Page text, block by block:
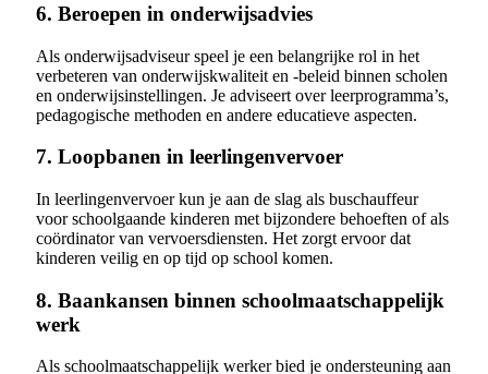
6. Beroepen in onderwijsadvies
Als onderwijsadviseur speel je een belangrijke rol in het
verbeteren van onderwijskwaliteit en -beleid binnen scholen
en onderwijsinstellingen. Je adviseert over leerprogramma’s,
pedagogische methoden en andere educatieve aspecten.
7. Loopbanen in leerlingenvervoer
In leerlingenvervoer kun je aan de slag als buschauffeur
voor schoolgaande kinderen met bijzondere behoeften of als
coördinator van vervoersdiensten. Het zorgt ervoor dat
kinderen veilig en op tijd op school komen.
8. Baankansen binnen schoolmaatschappelijk
werk
Als schoolmaatschappelijk werker bied je ondersteuning aan